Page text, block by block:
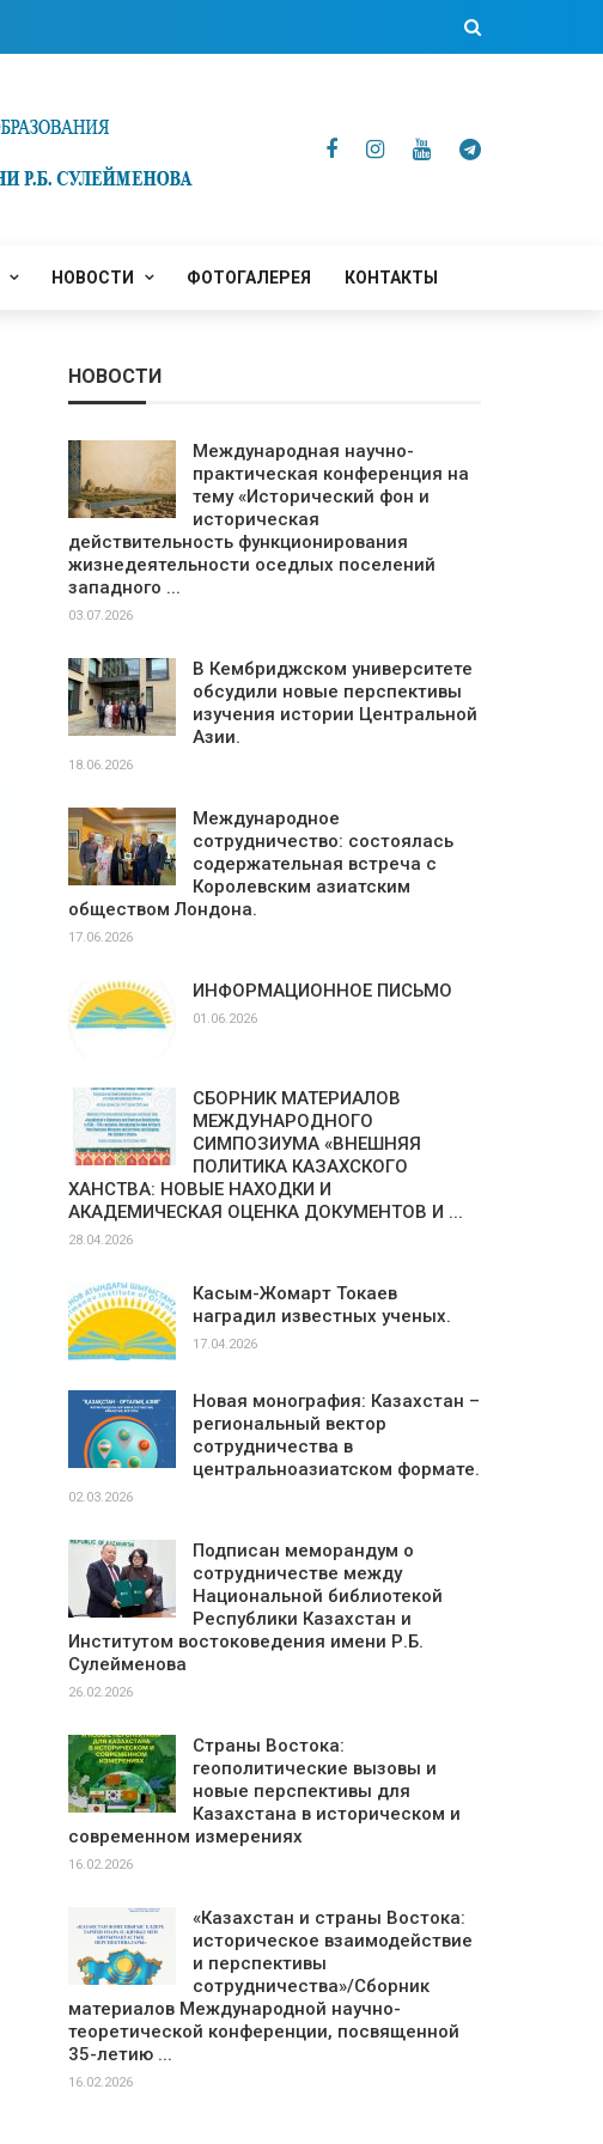
НОВОСТИ ФОТОГАЛЕРЕЯ КОНТАКТЫ
НОВОСТИ
Международная научно-
практическая конференция на
тему «Исторический фон и
историческая
действительность функционирования
жизнедеятельности оседлых поселений
западного ...
03.07.2026
В Кембриджском университете
обсудили новые перспективы
изучения истории Центральной
Азии.
18.06.2026
Международное
сотрудничество: состоялась
содержательная встреча с
Королевским азиатским
обществом Лондона.
17.06.2026
ИНФОРМАЦИОННОЕ ПИСЬМО
01.06.2026
СБОРНИК МАТЕРИАЛОВ
МЕЖДУНАРОДНОГО
СИМПОЗИУМА «ВНЕШНЯЯ
ПОЛИТИКА КАЗАХСКОГО
ХАНСТВА: НОВЫЕ НАХОДКИ И
АКАДЕМИЧЕСКАЯ ОЦЕНКА ДОКУМЕНТОВ И ...
28.04.2026
Касым-Жомарт Токаев
наградил известных ученых.
17.04.2026
Новая монография: Казахстан –
региональный вектор
сотрудничества в
центральноазиатском формате.
02.03.2026
Подписан меморандум о
сотрудничестве между
Национальной библиотекой
Республики Казахстан и
Институтом востоковедения имени Р.Б.
Сулейменова
26.02.2026
Страны Востока:
геополитические вызовы и
новые перспективы для
Казахстана в историческом и
современном измерениях
16.02.2026
«Казахстан и страны Востока:
историческое взаимодействие
и перспективы
сотрудничества»/Сборник
материалов Международной научно-
теоретической конференции, посвященной
35-летию ...
16.02.2026